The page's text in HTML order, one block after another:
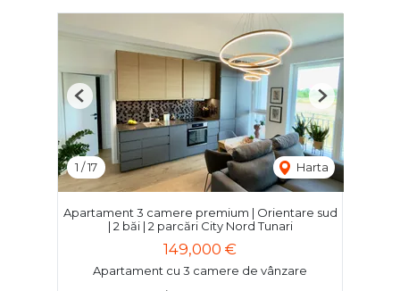
1 /17 Harta
Previous Next
Apartament 3 camere premium | Orientare sud
| 2 băi | 2 parcări City Nord Tunari
149,000 €
Apartament cu 3 camere de vânzare